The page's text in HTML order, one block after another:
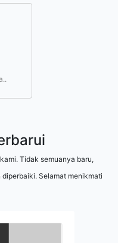
Tidak semuanya baru,
Selamat menikmati